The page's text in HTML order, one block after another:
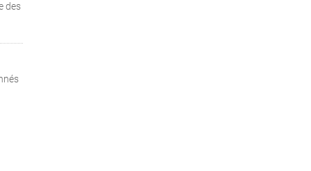
des